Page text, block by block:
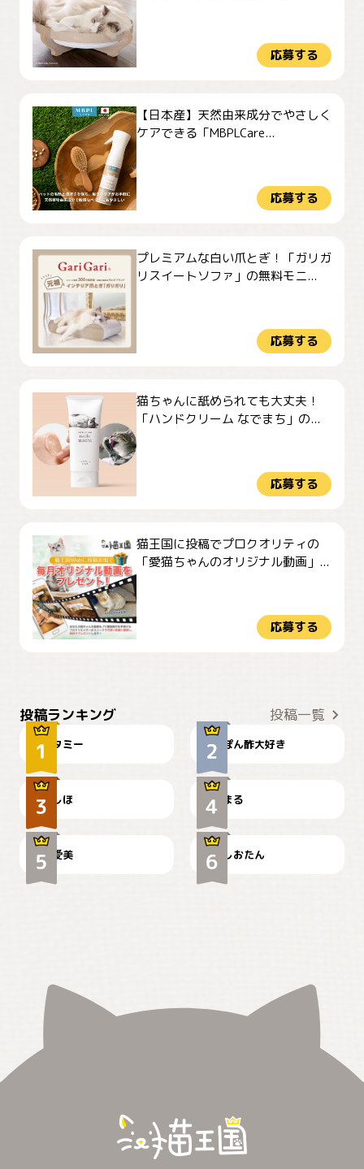
応募する
【日本産】天然由来成分でやさしく
ケアできる「MBPLCare...
応募する
プレミアムな白い爪とぎ！「ガリガ
リスイートソファ」の無料モニ...
応募する
猫ちゃんに舐められても大丈夫！
「ハンドクリーム なでまち」の...
応募する
猫王国に投稿でプロクオリティの
「愛猫ちゃんのオリジナル動画」...
応募する
投稿ランキング 投稿一覧
タミー ぽん酢大好き
お弁当になりたいにゃ😽
しほ
🤦‍♀️
まる
かわいい毛玉つき
爱美
暑い日が続くにゃ
しおたん